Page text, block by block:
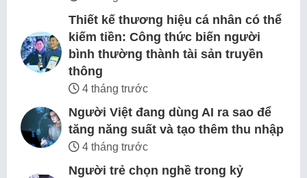
Thiết kế thương hiệu cá nhân có thể
kiếm tiền: Công thức biến người
bình thường thành tài sản truyền
thông
4 tháng trước
Người Việt đang dùng AI ra sao để
tăng năng suất và tạo thêm thu nhập
4 tháng trước
Người trẻ chọn nghề trong kỷ